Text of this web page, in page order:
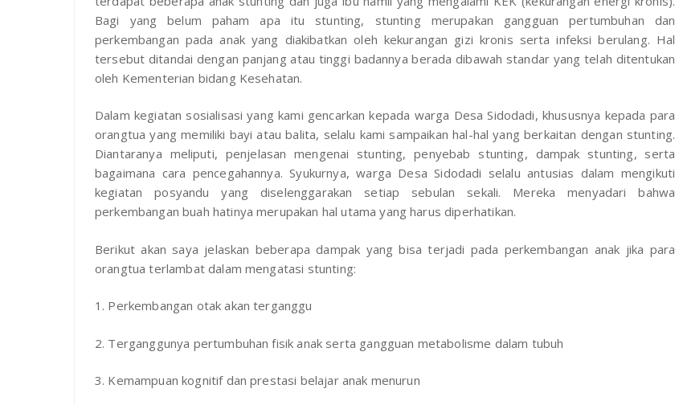
Bagi yang belum paham apa itu stunting, stunting merupakan gangguan pertumbuhan dan
perkembangan pada anak yang diakibatkan oleh kekurangan gizi kronis serta infeksi berulang. Hal
tersebut ditandai dengan panjang atau tinggi badannya berada dibawah standar yang telah ditentukan
oleh Kementerian bidang Kesehatan.
Dalam kegiatan sosialisasi yang kami gencarkan kepada warga Desa Sidodadi, khususnya kepada para
orangtua yang memiliki bayi atau balita, selalu kami sampaikan hal-hal yang berkaitan dengan stunting.
Diantaranya meliputi, penjelasan mengenai stunting, penyebab stunting, dampak stunting, serta
bagaimana cara pencegahannya. Syukurnya, warga Desa Sidodadi selalu antusias dalam mengikuti
kegiatan posyandu yang diselenggarakan setiap sebulan sekali. Mereka menyadari bahwa
perkembangan buah hatinya merupakan hal utama yang harus diperhatikan.
Berikut akan saya jelaskan beberapa dampak yang bisa terjadi pada perkembangan anak jika para
orangtua terlambat dalam mengatasi stunting:
1. Perkembangan otak akan terganggu
2. Terganggunya pertumbuhan fisik anak serta gangguan metabolisme dalam tubuh
3. Kemampuan kognitif dan prestasi belajar anak menurun